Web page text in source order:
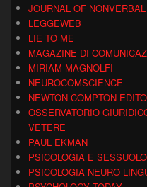
JOURNAL OF
LEGGEWEB
LIE TO ME
MAGAZINE DI
MIRIAM MAGNOLFI
NEUROCOMSCIENCE
NEWTON COMPTON
OSSERVATORIO
VETERE
PAUL EKMAN
PSICOLOGIA E
PSICOLOGIA NEURO